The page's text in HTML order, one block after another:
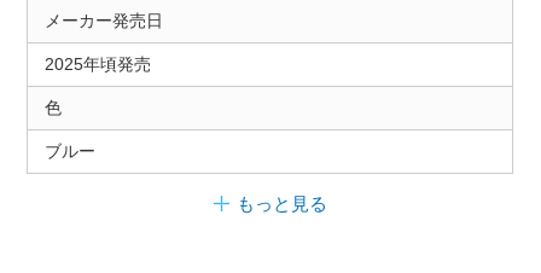
メーカー発売日
2025年頃発売
色
ブルー
もっと見る